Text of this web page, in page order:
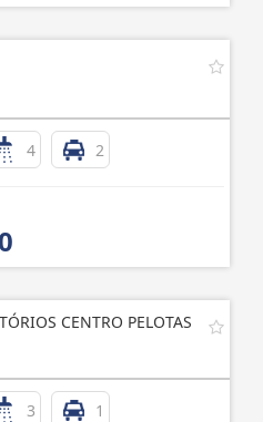
4 2
CENTRO PELOTAS
3 1